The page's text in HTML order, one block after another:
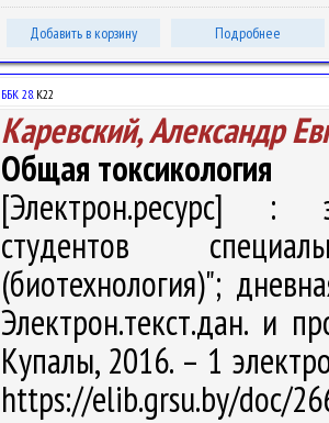
Добавить в корзину Подробнее
ББК 28.К22
Каревский, Александр
Общая токсикология
[Электрон.ресурс] :
студентов
(биотехнология)";
Электрон.текст.дан. и
Купалы, 2016. – 1
https://elib.grsu.by/doc/